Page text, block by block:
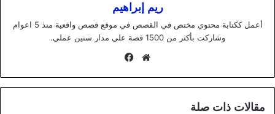
ريم إبراهيم
أعمل ككتابة محتوي مختص في القصص في موقع قصص واقعية منذ 5 اعوام
وشاركت بأكثر من 1500 قصة علي مدار سنين عملي.
موقع
مقالات ذات صلة